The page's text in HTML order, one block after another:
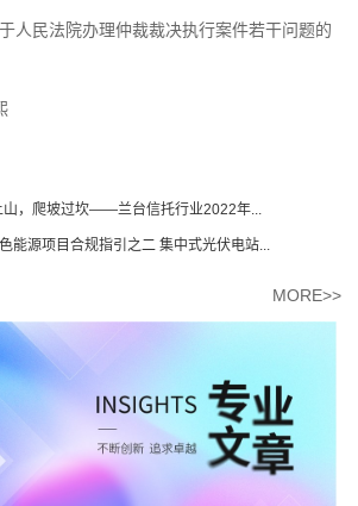
人民法院办理仲裁裁决执行案件若干问题的
山，爬坡过坎——兰台信托行业2022年...
能源项目合规指引之二 集中式光伏电站...
MORE>>